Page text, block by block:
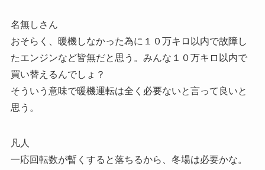
名無しさん
おそらく、暖機しなかった為に１０万キロ以内で故障し
たエンジンなど皆無だと思う。みんな１０万キロ以内で
買い替えるんでしょ？
そういう意味で暖機運転は全く必要ないと言って良いと
思う。
凡人
一応回転数が暫くすると落ちるから、冬場は必要かな。